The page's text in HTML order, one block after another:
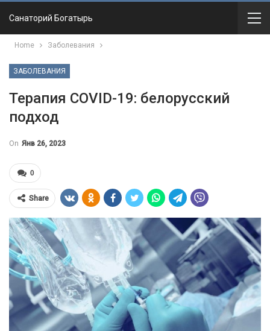
Санаторий Богатырь
Home Заболевания
ЗАБОЛЕВАНИЯ
Терапия COVID-19: белорусский
подход
On Янв 26, 2023
0
Share